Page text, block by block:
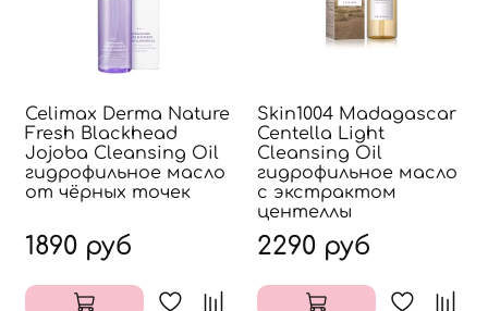
Celimax Derma Nature
Fresh Blackhead
Jojoba Cleansing Oil
гидрофильное масло
от чёрных точек
1890 руб
Skin1004 Madagascar
Centella Light
Cleansing Oil
гидрофильное масло
с экстрактом
центеллы
2290 руб